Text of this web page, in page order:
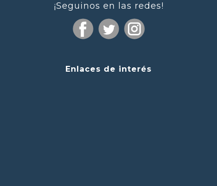
¡Seguinos en las redes!
Enlaces de interés